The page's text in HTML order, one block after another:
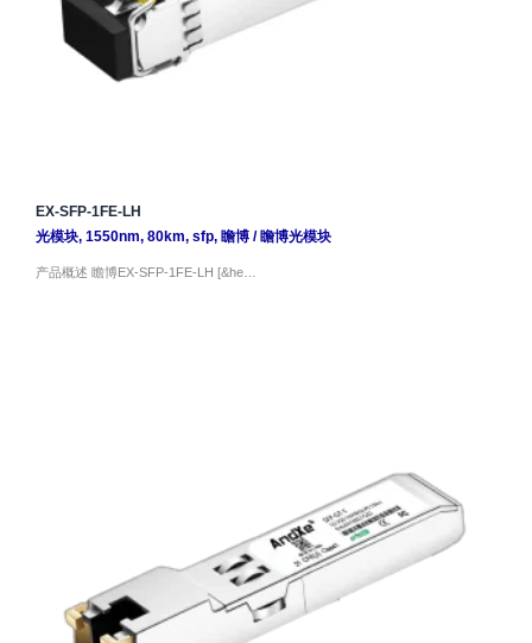
EX-SFP-1FE-LH
光模块, 1550nm, 80km, sfp, 瞻博/ 瞻博光模块
产品概述 瞻博EX-SFP-1FE-LH [&he…